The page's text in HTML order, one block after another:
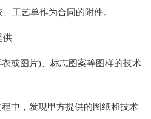
工艺单作为合同的附件。
供
图片)、标志图案等图样的技术
，发现甲方提供的图纸和技术